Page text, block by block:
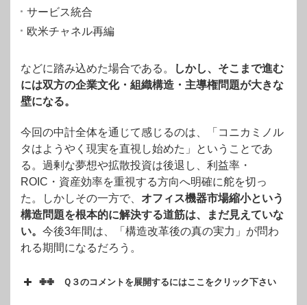
サービス統合
欧米チャネル再編
などに踏み込めた場合である。
しかし、そこまで進む
には双方の企業文化・組織構造・主導権問題が大きな
壁になる。
今回の中計全体を通じて感じるのは、「コニカミノル
タはようやく現実を直視し始めた」ということであ
る。過剰な夢想や拡散投資は後退し、利益率・
ROIC・資産効率を重視する方向へ明確に舵を切っ
た。しかしその一方で、 オフィス機器市場縮小という
構造問題を根本的に解決する道筋は、まだ見えていな
い。 今後3年間は、「構造改革後の真の実力」が問わ
れる期間になるだろう。
✙✙ Ｑ３のコメントを展開するにはここをクリック下さい